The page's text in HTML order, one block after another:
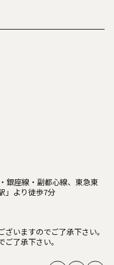
銀座線・副都心線、東急東
」より徒歩7分
いますのでご了承下さい。
了承下さい。